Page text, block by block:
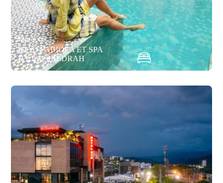
Morocco
RIAD FABIOLA ET SPA
BY LA SIREDRAH